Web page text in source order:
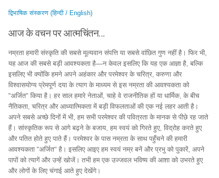
द्विभाषिक संस्करण (हिन्दी / English)
आज के वचन पर आत्मचिंतन...
नम्रता हमारी संस्कृति की सबसे मूल्यवान संपत्ति या सबसे वांछित गुण नहीं है। फिर भी,
यह आज की सबसे बड़ी आवश्यकता है—न केवल इसलिए कि यह एक आज्ञा है, बल्कि
इसलिए भी क्योंकि हमने अपने अहंकार और परमेश्वर के चरित्र, करुणा और
विश्वासयोग्य प्रेमपूर्ण दया के त्याग के माध्यम से इस नम्रता की आवश्यकता को
"अर्जित" किया है। हर साल हमारे नेताओं, चाहे वे राजनीतिक हों या धार्मिक, के बीच
नैतिकता, चरित्र और आध्यात्मिकता में बड़ी विफलताओं की एक नई लहर आती है।
अपने सबसे अच्छे दिनों में भी, हम सभी परमेश्वर की पवित्रता के मानक से पीछे रह जाते
हैं। सांस्कृतिक रूप से आगे बढ़ने के बजाय, हम स्वयं को गिरते हुए, विद्रोह करते हुए
और पतित होते हुए पाते हैं। परमेश्वर के पास नम्रता के साथ पहुँचने की हमारी
आवश्यकता "अर्जित" है। इसलिए आइए हम स्वयं नम्र बनें और प्रभु को पुकारें, अपने
पापों को त्यागें और उन्हें खोजें। तभी हम एक उज्जवल भविष्य की आशा को उभरते हुए
और लोगों के लिए चंगाई आते हुए देखेंगे।